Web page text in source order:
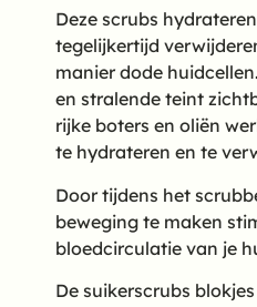
Deze scrubs
tegelijkertijd
manier dode
en stralende teint
rijke boters en oliën
te hydrateren en te
Door tijdens het
beweging te maken
bloedcirculatie van je
De suikerscrubs